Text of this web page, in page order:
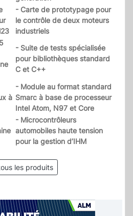
- Carte de prototypage pour
le contrôle de deux moteurs
industriels
- Suite de tests spécialisée
pour bibliothèques standard
C et C++
à
- Module au format standard
Smarc à base de processeur
Intel Atom, N97 et Core
- Microcontrôleurs
automobiles haute tension
pour la gestion d’IHM
les produits